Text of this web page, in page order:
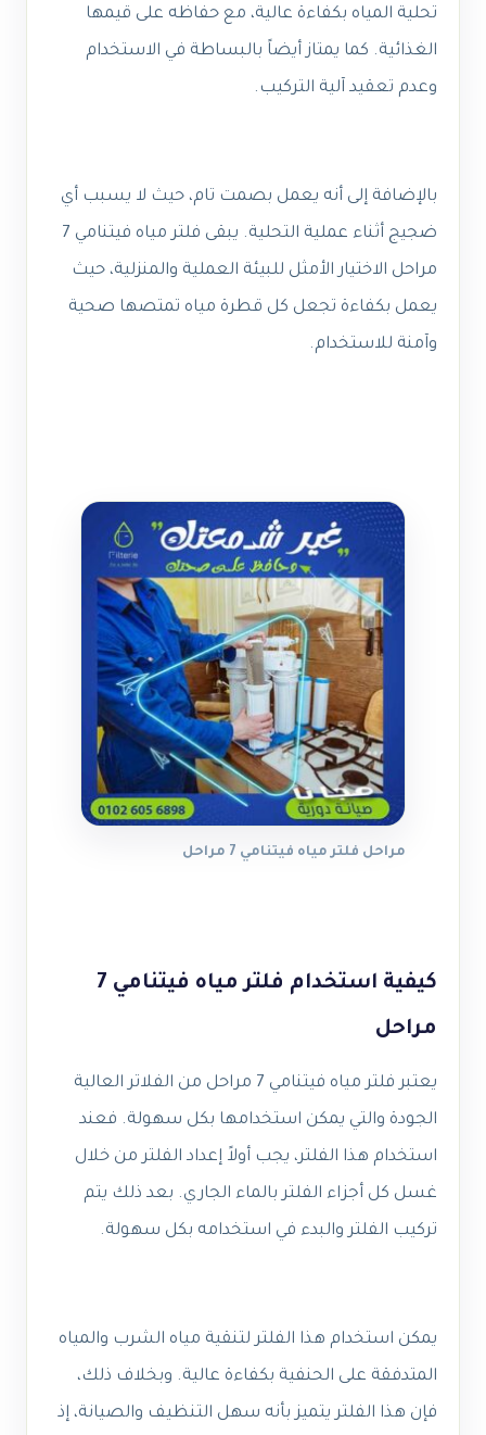
تحلية المياه بكفاءة عالية، مع حفاظه على قيمها
الغذائية. كما يمتاز أيضاً بالبساطة في الاستخدام
وعدم تعقيد آلية التركيب.
بالإضافة إلى أنه يعمل بصمت تام، حيث لا يسبب أي
ضجيج أثناء عملية التحلية. يبقى فلتر مياه فيتنامي 7
مراحل الاختيار الأمثل للبيئة العملية والمنزلية، حيث
يعمل بكفاءة تجعل كل قطرة مياه تمتصها صحية
وآمنة للاستخدام.
مراحل فلتر مياه فيتنامي 7 مراحل
كيفية استخدام فلتر مياه فيتنامي 7
مراحل
يعتبر فلتر مياه فيتنامي 7 مراحل من الفلاتر العالية
الجودة والتي يمكن استخدامها بكل سهولة. فعند
استخدام هذا الفلتر، يجب أولاً إعداد الفلتر من خلال
غسل كل أجزاء الفلتر بالماء الجاري. بعد ذلك يتم
تركيب الفلتر والبدء في استخدامه بكل سهولة.
يمكن استخدام هذا الفلتر لتنقية مياه الشرب والمياه
المتدفقة على الحنفية بكفاءة عالية. وبخلاف ذلك،
فإن هذا الفلتر يتميز بأنه سهل التنظيف والصيانة، إذ